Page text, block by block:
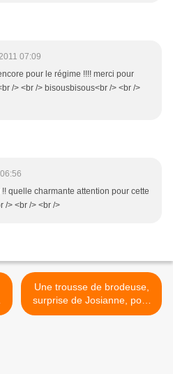
07:09
pour le régime !!!! merci pour
/> <br /> bisousbisous<br /> <br />
quelle charmante attention pour cette
/> <br /> <br />
Une trousse de brodeuse,
surprise de Josianne, pour
Mamigoz >